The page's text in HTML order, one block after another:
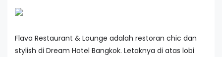
Flava Restaurant & Lounge adalah restoran chic dan
stylish di Dream Hotel Bangkok. Letaknya di atas lobi